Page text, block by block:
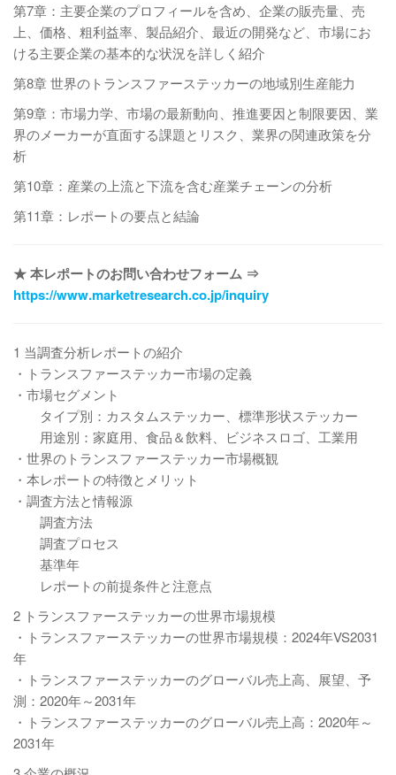
第7章：主要企業のプロフィールを含め、企業の販売量、売
上、価格、粗利益率、製品紹介、最近の開発など、市場にお
ける主要企業の基本的な状況を詳しく紹介
第8章 世界のトランスファーステッカーの地域別生産能力
第9章：市場力学、市場の最新動向、推進要因と制限要因、業
界のメーカーが直面する課題とリスク、業界の関連政策を分
析
第10章：産業の上流と下流を含む産業チェーンの分析
第11章：レポートの要点と結論
★ 本レポートのお問い合わせフォーム ⇒
https://www.marketresearch.co.jp/inquiry
1 当調査分析レポートの紹介
・トランスファーステッカー市場の定義
・市場セグメント
タイプ別：カスタムステッカー、標準形状ステッカー
用途別：家庭用、食品＆飲料、ビジネスロゴ、工業用
・世界のトランスファーステッカー市場概観
・本レポートの特徴とメリット
・調査方法と情報源
調査方法
調査プロセス
基準年
レポートの前提条件と注意点
2 トランスファーステッカーの世界市場規模
・トランスファーステッカーの世界市場規模：2024年VS2031
年
・トランスファーステッカーのグローバル売上高、展望、予
測：2020年～2031年
・トランスファーステッカーのグローバル売上高：2020年～
2031年